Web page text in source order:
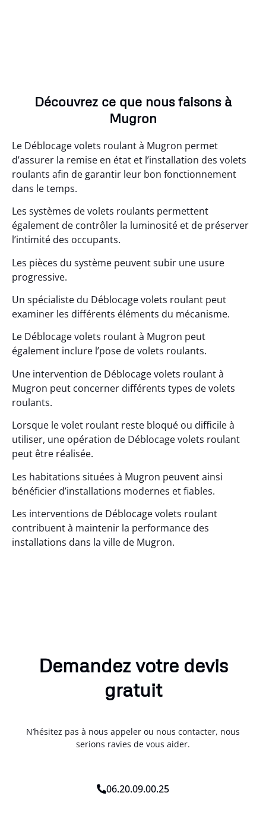
Découvrez ce que nous faisons à
Mugron
Le Déblocage volets roulant à Mugron permet
d’assurer la remise en état et l’installation des volets
roulants afin de garantir leur bon fonctionnement
dans le temps.
Les systèmes de volets roulants permettent
également de contrôler la luminosité et de préserver
l’intimité des occupants.
Les pièces du système peuvent subir une usure
progressive.
Un spécialiste du Déblocage volets roulant peut
examiner les différents éléments du mécanisme.
Le Déblocage volets roulant à Mugron peut
également inclure l’pose de volets roulants.
Une intervention de Déblocage volets roulant à
Mugron peut concerner différents types de volets
roulants.
Lorsque le volet roulant reste bloqué ou difficile à
utiliser, une opération de Déblocage volets roulant
peut être réalisée.
Les habitations situées à Mugron peuvent ainsi
bénéficier d’installations modernes et fiables.
Les interventions de Déblocage volets roulant
contribuent à maintenir la performance des
installations dans la ville de Mugron.
Demandez votre devis
gratuit
N’hésitez pas à nous appeler ou nous contacter, nous
serions ravies de vous aider.
06.20.09.00.25